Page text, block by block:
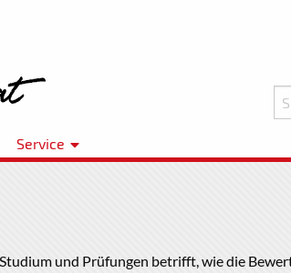
Service
und Prüfungen betrifft, wie die